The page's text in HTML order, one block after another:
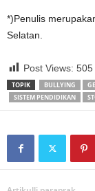
*)Penulis
Selatan.
Post Views: 505
TOPIK BULLYING
SISTEM PENDIDIKAN